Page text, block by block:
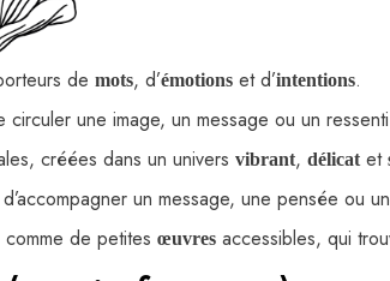
de mots, d’émotions et d’intentions.
une image, un message ou un
créées dans un univers vibrant, délicatet
un message, une pensée ou
de petites œuvres accessibles, qui